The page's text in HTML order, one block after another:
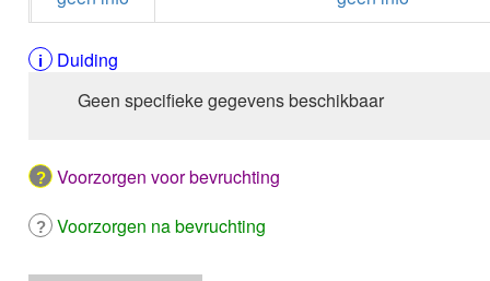
Duiding
Geen specifieke gegevens beschikbaar
Voorzorgen voor bevruchting
Voorzorgen na bevruchting